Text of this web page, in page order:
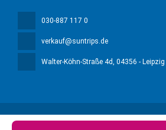
030-887 117 0
verkauf@suntrips.de
Walter-Köhn-Straße 4d , 04356 - Leipzig